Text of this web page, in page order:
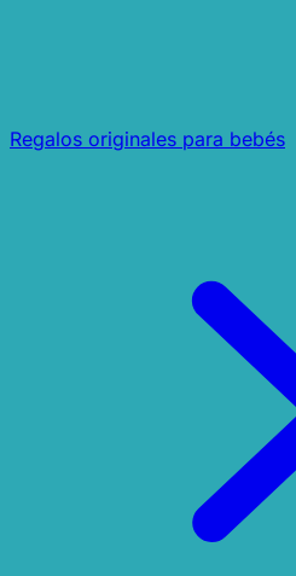
Regalos originales para bebés